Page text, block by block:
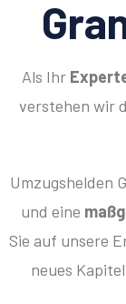
Als Ihr
verstehen wir
Umzugshelden
und eine
Sie auf unsere
neues